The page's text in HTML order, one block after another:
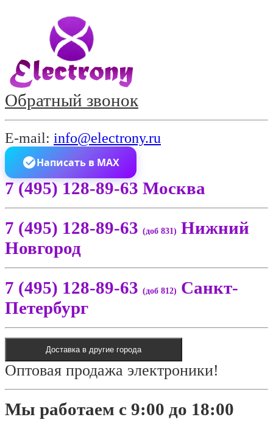
Обратный звонок
E-mail: info@electrony.ru
Написать в MAX
7 (495) 128-89-63 Москва
7 (495) 128-89-63 (доб 831) Нижний
Новгород
7 (495) 128-89-63 (доб 812) Санкт-
Петербург
Доставка в другие города
Оптовая продажа электроники!
Мы работаем с 9:00 до 18:00